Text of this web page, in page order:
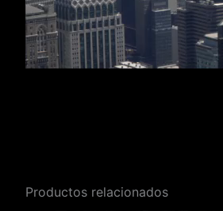
Productos relacionados